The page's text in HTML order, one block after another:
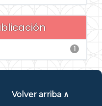
1
Volver arriba ∧